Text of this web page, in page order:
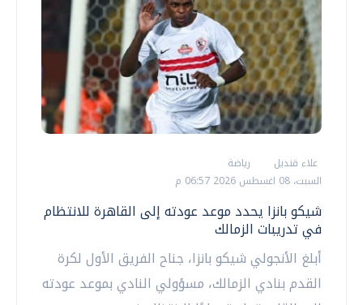
علاء قنديل
رياضة
السبت، 08 اغسطس 2026 06:57 م
شيكو بانزا يحدد موعد عودته إلى القاهرة للانتظام
في تدريبات الزمالك
أبلغ الأنجولي شيكو بانزا، جناح الفريق الأول لكرة
القدم بنادي الزمالك، مسؤولي النادي بموعد عودته